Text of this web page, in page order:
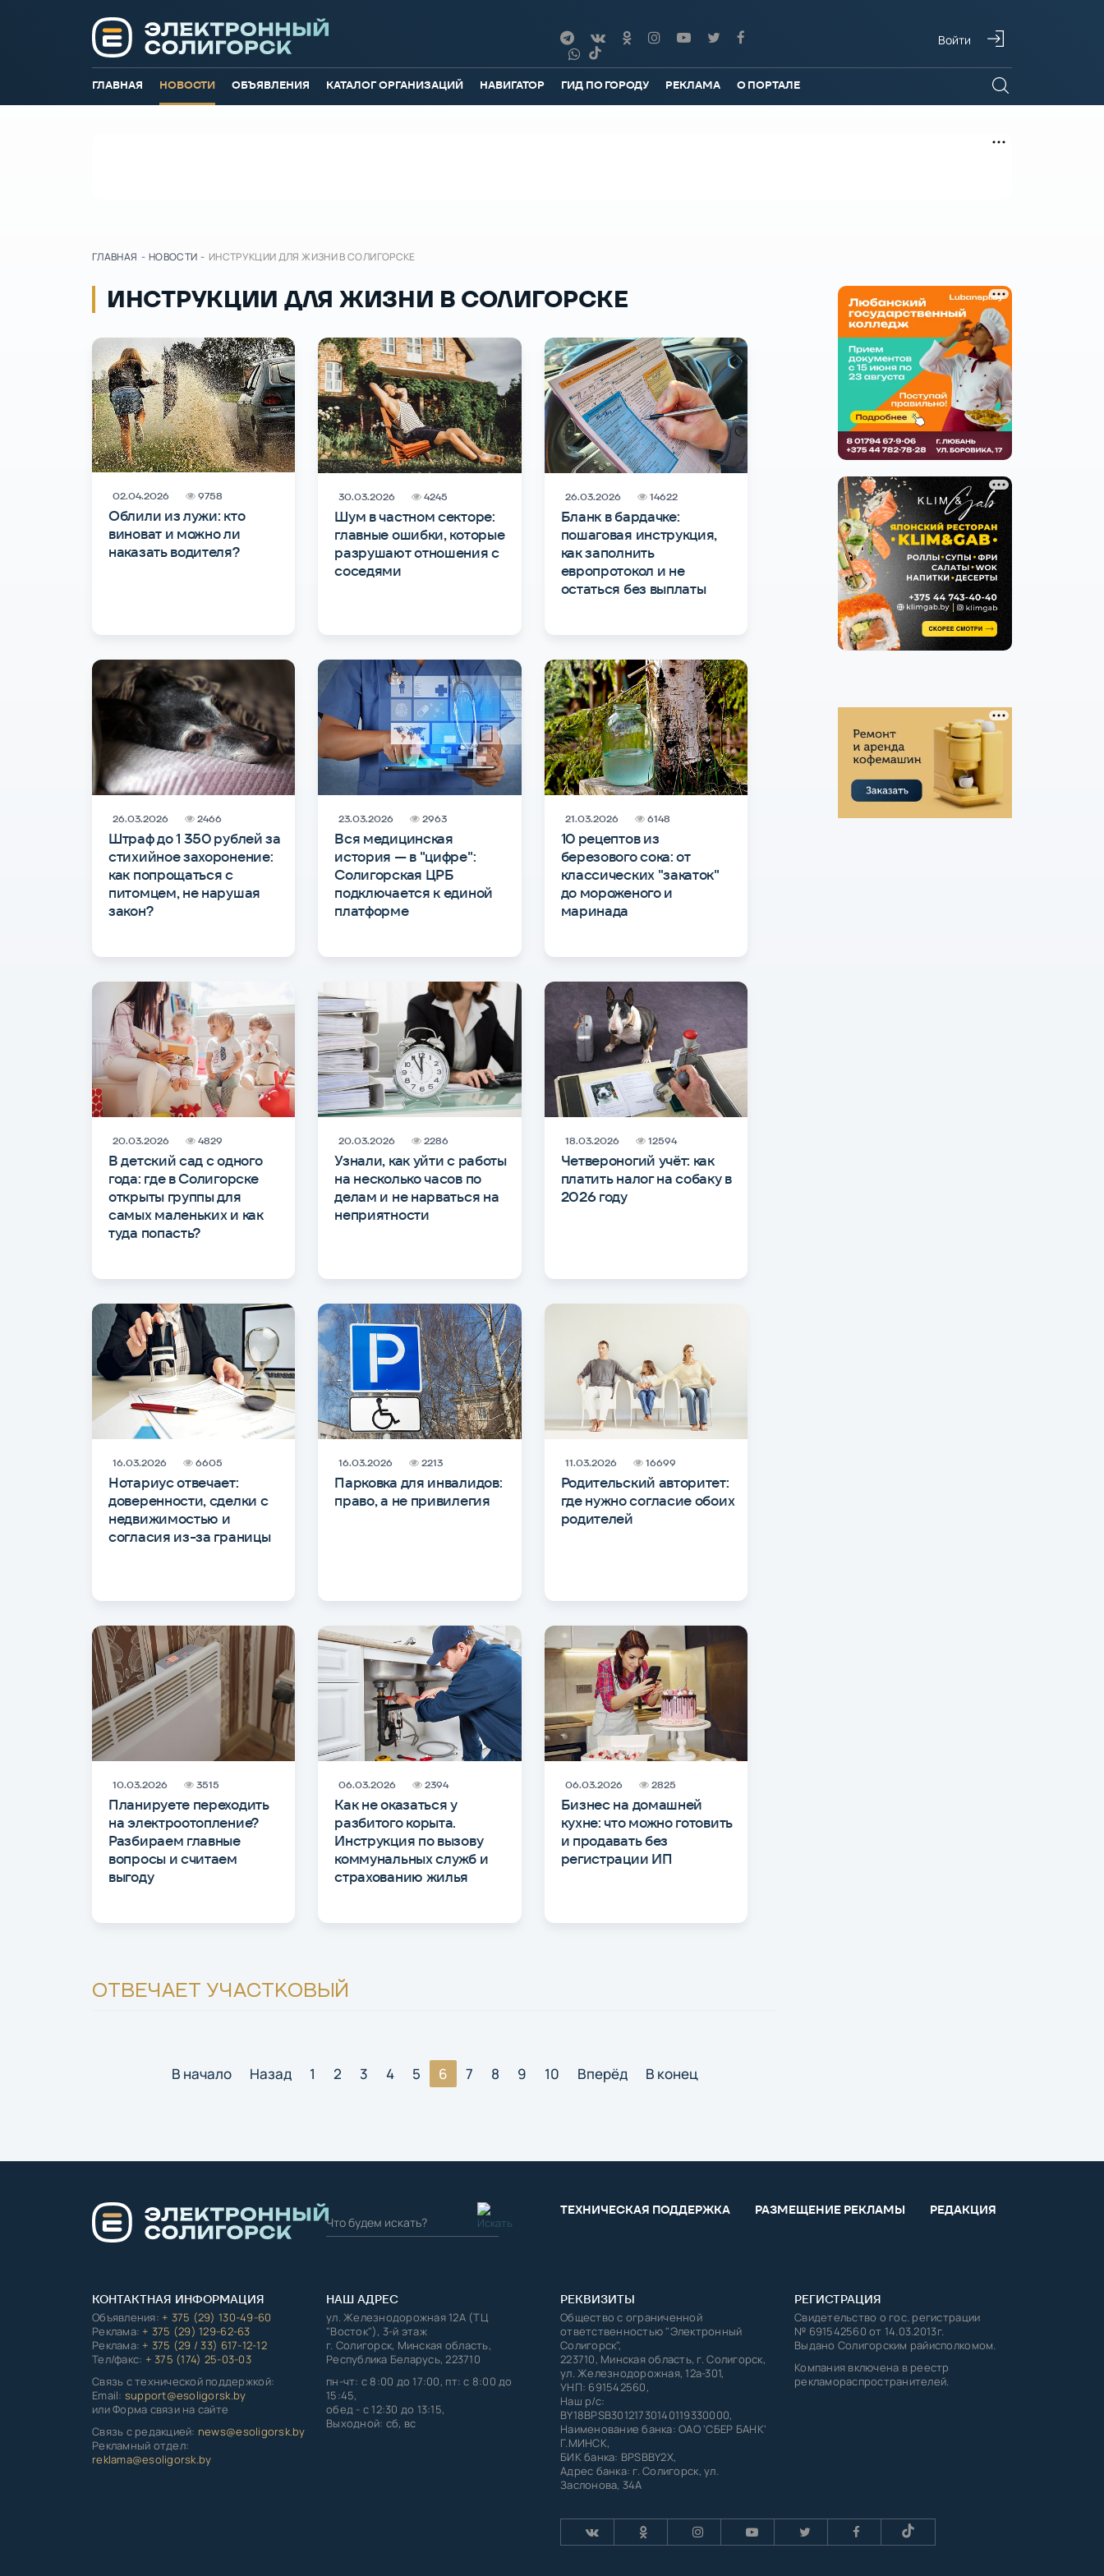
Войти
ГЛАВНАЯ НОВОСТИ ОБЪЯВЛЕНИЯ КАТАЛОГ ОРГАНИЗАЦИЙ НАВИГАТОР ГИД ПО ГОРОДУ РЕКЛАМА О ПОРТАЛЕ
ГЛАВНАЯ - НОВОСТИ - ИНСТРУКЦИИ ДЛЯ ЖИЗНИ В СОЛИГОРСКЕ
ИНСТРУКЦИИ ДЛЯ ЖИЗНИ В СОЛИГОРСКЕ
Облили из лужи: кто
виноват и можно ли
наказать водителя?
02.04.2026 9758
Шум в частном секторе:
главные ошибки, которые
разрушают отношения с
соседями
30.03.2026 4245
Бланк в бардачке:
пошаговая инструкция,
как заполнить
европротокол и не
остаться без выплаты
26.03.2026 14622
Штраф до 1 350 рублей за
стихийное захоронение:
как попрощаться с
питомцем, не нарушая
закон?
26.03.2026 2466
Вся медицинская
история — в "цифре":
Солигорская ЦРБ
подключается к единой
платформе
23.03.2026 2963
10 рецептов из
березового сока: от
классических "закаток"
до мороженого и
маринада
21.03.2026 6148
В детский сад с одного
года: где в Солигорске
открыты группы для
самых маленьких и как
туда попасть?
20.03.2026 4829
Узнали, как уйти с работы
на несколько часов по
делам и не нарваться на
неприятности
20.03.2026 2286
Четвероногий учёт: как
платить налог на собаку в
2026 году
18.03.2026 12594
Нотариус отвечает:
доверенности, сделки с
недвижимостью и
согласия из-за границы
16.03.2026 6605
Парковка для инвалидов:
право, а не привилегия
16.03.2026 2213
Родительский авторитет:
где нужно согласие обоих
родителей
11.03.2026 16699
Планируете переходить
на электроотопление?
Разбираем главные
вопросы и считаем
выгоду
10.03.2026 3515
Как не оказаться у
разбитого корыта.
Инструкция по вызову
коммунальных служб и
страхованию жилья
06.03.2026 2394
Бизнес на домашней
кухне: что можно готовить
и продавать без
регистрации ИП
06.03.2026 2825
ОТВЕЧАЕТ УЧАСТКОВЫЙ
В начало Назад 1 2 3 4 5 6 7 8 9 10 Вперёд В конец
ТЕХНИЧЕСКАЯ ПОДДЕРЖКА РАЗМЕЩЕНИЕ РЕКЛАМЫ РЕДАКЦИЯ
КОНТАКТНАЯ ИНФОРМАЦИЯ
Объявления:+ 375 (29) 130-49-60
Реклама:+ 375 (29) 129-62-63
Реклама:+ 375 (29 / 33) 617-12-12
Тел/факс: + 375 (174) 25-03-03
Связь с технической поддержкой:
Email: support@esoligorsk.by
или Форма связи на сайте
Связь с редакцией: news@esoligorsk.by
Рекламный отдел:
reklama@esoligorsk.by
НАШ АДРЕС
ул. Железнодорожная 12А (ТЦ
"Восток"), 3-й этаж
г. Солигорск, Минская область,
Республика Беларусь, 223710
пн-чт: с 8:00 до 17:00, пт: с 8:00 до
15:45,
обед - с 12:30 до 13:15,
Выходной: сб, вс
РЕКВИЗИТЫ
Общество с ограниченной
ответственностью "Электронный
Солигорск",
223710, Минская область, г. Солигорск,
ул. Железнодорожная, 12а-301,
УНП: 691542560,
Наш р/с:
BY18BPSB30121730140119330000,
Наименование банка: ОАО 'СБЕР БАНК'
Г.МИНСК,
БИК банка: BPSBBY2X,
Адрес банка: г. Солигорск, ул.
Заслонова, 34А
РЕГИСТРАЦИЯ
Свидетельство о гос. регистрации
№ 691542560 от 14.03.2013г.
Выдано Солигорским райисполкомом.
Компания включена в реестр
рекламораспространителей.